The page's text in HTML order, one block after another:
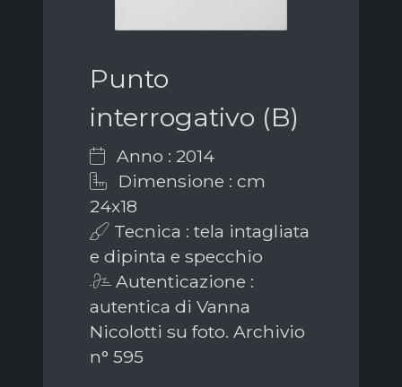
Punto
interrogativo (B)
Anno : 2014
Dimensione : cm
24x18
Tecnica : tela intagliata
e dipinta e specchio
Autenticazione :
autentica di Vanna
Nicolotti su foto. Archivio
n° 595